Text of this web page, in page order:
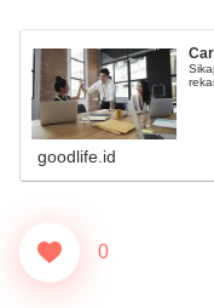
goodlife.id
0